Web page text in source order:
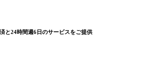
と24時間週6日のサービスをご提供